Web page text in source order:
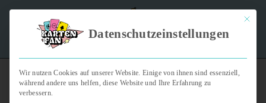
"Kartenfan – Der Podcast" | Das Hobby auf die Ohren |
Mit
Datenschutzeinstellungen
Wir nutzen Cookies auf unserer Website. Einige von ihnen sind essenziell,
während andere uns helfen, diese Website und Ihre Erfahrung zu
verbessern.